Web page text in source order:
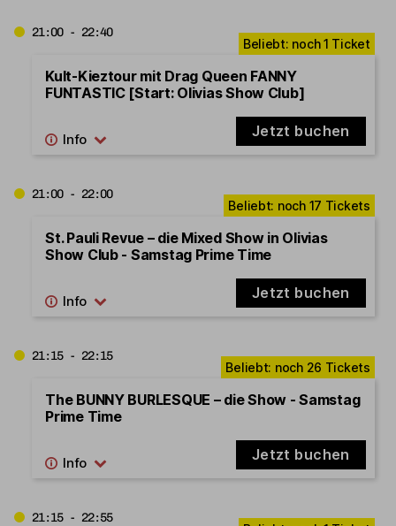
21:00 - 22:40
Kult-Kieztour mit Drag Queen FANNY
FUNTASTIC [Start: Olivias Show Club]
Jetzt buchen
21:00 - 22:00
St. Pauli Revue – die Mixed Show in Olivias
Show Club - Samstag Prime Time
Jetzt buchen
21:15 - 22:15
The BUNNY BURLESQUE – die Show - Samstag
Prime Time
Jetzt buchen
21:15 - 22:55